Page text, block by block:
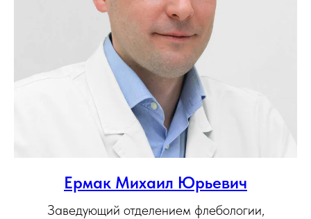
Ермак Михаил Юрьевич
Заведующий отделением флебологии,